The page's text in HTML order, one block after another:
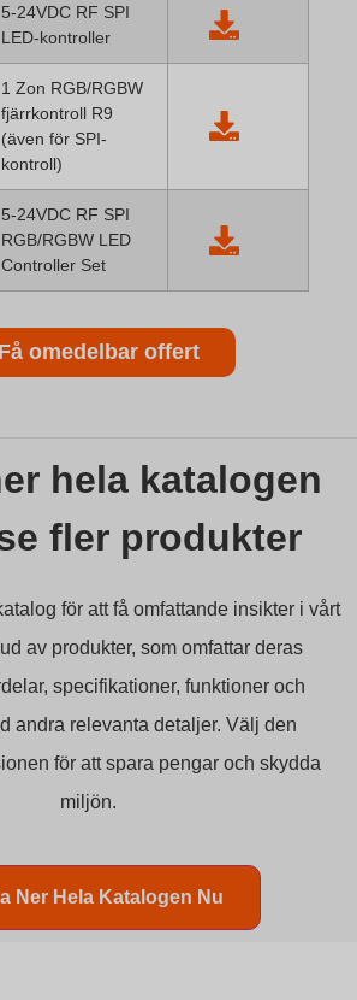
5-24VDC RF SPI
LED-kontroller
1 Zon RGB/RGBW
fjärrkontroll R9
(även för SPI-
kontroll)
5-24VDC RF SPI
RGB/RGBW LED
Controller Set
Få omedelbar offert
hela katalogen
fler produkter
för att få omfattande insikter i vårt
av produkter, som omfattar deras
specifikationer, funktioner och
andra relevanta detaljer. Välj den
för att spara pengar och skydda
miljön.
Ner Hela Katalogen Nu